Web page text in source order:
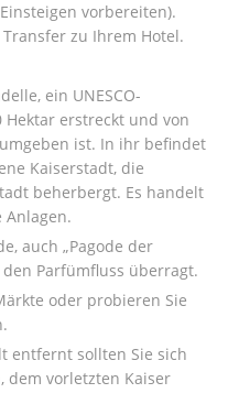
vorbereiten).
Transfer zu Ihrem Hotel.
ein UNESCO-
erstreckt und von
ist. In ihr befindet
Kaiserstadt, die
beherbergt. Es handelt
auch „Pagode der
Parfümfluss überragt.
oder probieren Sie
entfernt sollten Sie sich
dem vorletzten Kaiser